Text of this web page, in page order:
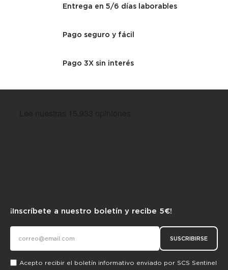
Entrega en 5/6 días laborables
Pago seguro y fácil
Pago 3X sin interés
¡Inscríbete a nuestro boletín y recibe 5€!
SUSCRIBIRSE
Acepto recibir el boletín informativo enviado por SCS Sentinel